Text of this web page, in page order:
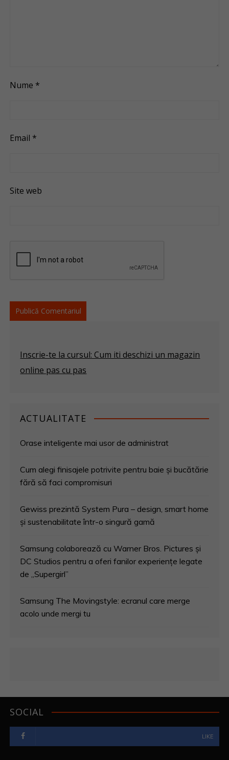
Nume *
Email *
Site web
Inscrie-te la cursul: Cum iti deschizi un magazin
online pas cu pas
ACTUALITATE
Orase inteligente mai usor de administrat
Cum alegi finisajele potrivite pentru baie și bucătărie
fără să faci compromisuri
Gewiss prezintă System Pura – design, smart home
și sustenabilitate într-o singură gamă
Samsung colaborează cu Warner Bros. Pictures și
DC Studios pentru a oferi fanilor experiențe legate
de „Supergirl”
Samsung The Movingstyle: ecranul care merge
acolo unde mergi tu
SOCIAL
LIKE